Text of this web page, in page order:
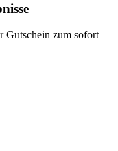
Gutschein zum sofort